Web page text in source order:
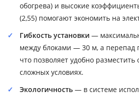
обогрева) и высокие
(2,55) помогают экономить на
Гибкость установки —
между блоками — 30 м, а перепад
что позволяет удобно
сложных условиях.
Экологичность — в системе